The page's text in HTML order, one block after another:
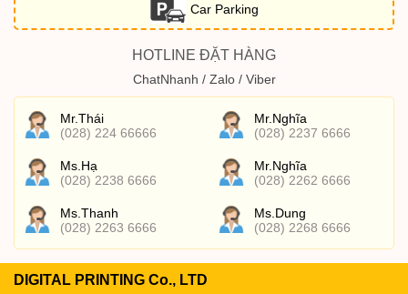
Car Parking
HOTLINE ĐẶT HÀNG
ChatNhanh / Zalo / Viber
Mr.Thái
(028) 224 66666
Mr.Nghĩa
(028) 2237 6666
Ms.Hạ
(028) 2238 6666
Mr.Nghĩa
(028) 2262 6666
Ms.Thanh
(028) 2263 6666
Ms.Dung
(028) 2268 6666
DIGITAL PRINTING Co., LTD